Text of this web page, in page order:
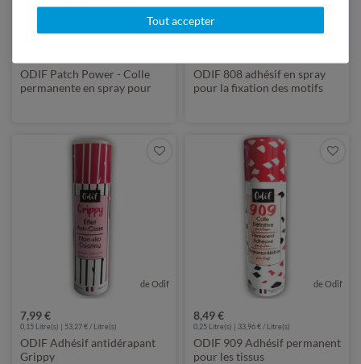
de Odif
ODIF Patch Power - Colle
permanente en spray pour
ODIF 808 adhésif en spray
pour la fixation des motifs
de Odif
7,99 €
0,15 Litre(s) | 53,27 € / Litre(s)
ODIF Adhésif antidérapant
Grippy
de Odif
8,49 €
0,25 Litre(s) | 33,96 € / Litre(s)
ODIF 909 Adhésif permanent
pour les tissus
Tout accepter